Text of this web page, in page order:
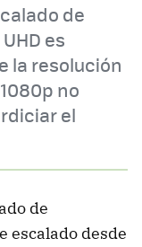
de
es
la resolución
no
el
de
escalado desde